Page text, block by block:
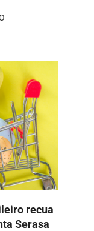
recua
Serasa